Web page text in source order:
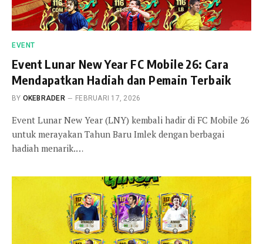
EVENT
Event Lunar New Year FC Mobile 26: Cara
Mendapatkan Hadiah dan Pemain Terbaik
BY OKEBRADER FEBRUARI 17, 2026
Event Lunar New Year (LNY) kembali hadir di FC Mobile 26
untuk merayakan Tahun Baru Imlek dengan berbagai
hadiah menarik.…